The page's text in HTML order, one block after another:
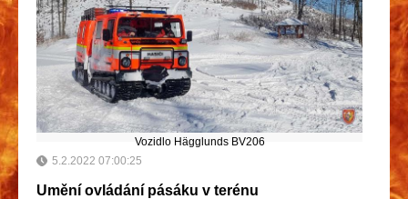
Vozidlo Hägglunds BV206
5.2.2022 07:00:25
Umění ovládání pásáku v terénu